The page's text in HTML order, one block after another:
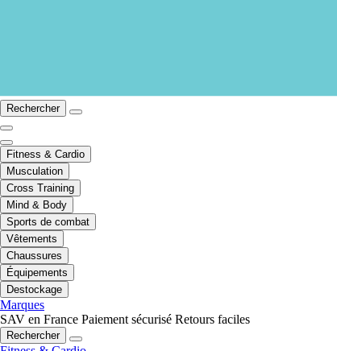
Rechercher
Fitness & Cardio
Musculation
Cross Training
Mind & Body
Sports de combat
Vêtements
Chaussures
Équipements
Destockage
Marques
SAV en France Paiement sécurisé Retours faciles
Rechercher